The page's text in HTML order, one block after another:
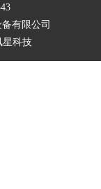
有限公司
星科技